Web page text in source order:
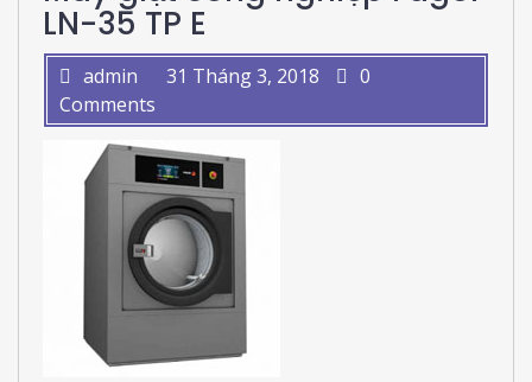
LN-35 TP E
admin 31 Tháng 3, 2018
0
Comments